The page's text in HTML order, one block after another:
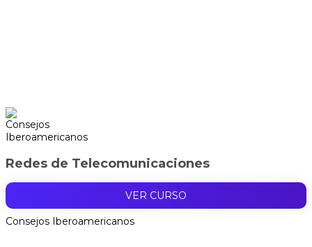
Redes de Telecomunicaciones
VER CURSO
Consejos Iberoamericanos